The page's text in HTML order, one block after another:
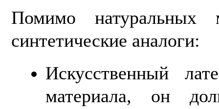
Помимо натуральных
синтетические аналоги:
Искусственный
материала, он